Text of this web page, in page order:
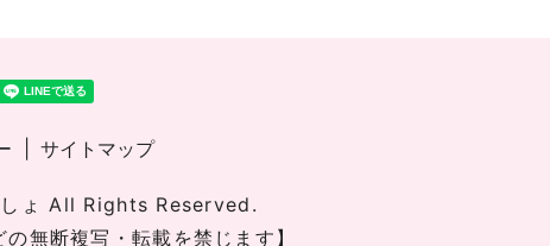
サイトマップ
ょ All Rights Reserved.
無断複写・転載を禁じます】